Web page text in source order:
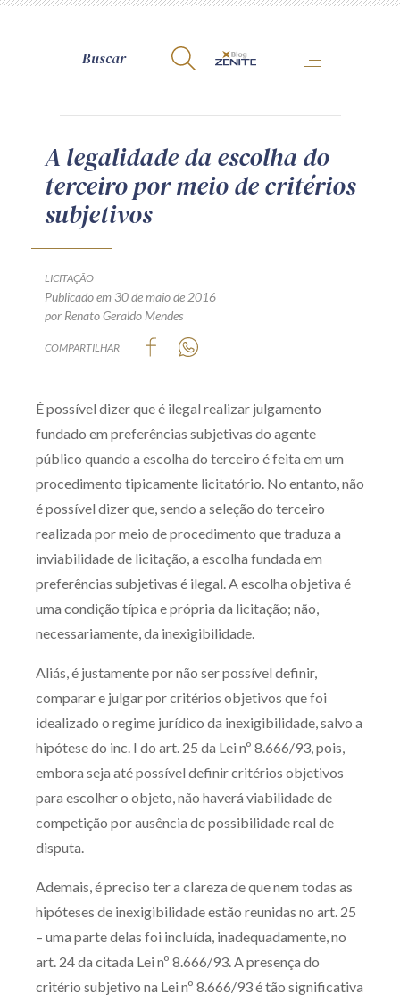
A Zênite
Como publicar conosco
Política de Privacidade
Guia de Direitos dos Titulares de Dados
Encarregado (contato)
Produtos e serviços
Zênite Fácil IA
Zênite Play
Orientação por Escrito
Capacitação
Zênite Online
Eventos presenciais
Zênite in Company
Diferenciais
Receba por RSS
Av. Sete de Setembro, 4698
Batel Curitiba/PR CEP80240-000
Telefone (41) 2109-8666
Whatsapp (41) 98881-6616
A legalidade da escolha do
terceiro por meio de critérios
subjetivos
LICITAÇÃO
Publicado em 30 de maio de 2016
por Renato Geraldo Mendes
COMPARTILHAR
É possível dizer que é ilegal realizar julgamento
fundado em preferências subjetivas do agente
público quando a escolha do terceiro é feita em um
procedimento tipicamente licitatório. No entanto, não
é possível dizer que, sendo a seleção do terceiro
realizada por meio de procedimento que traduza a
inviabilidade de licitação, a escolha fundada em
preferências subjetivas é ilegal. A escolha objetiva é
uma condição típica e própria da licitação; não,
necessariamente, da inexigibilidade.
Aliás, é justamente por não ser possível definir,
comparar e julgar por critérios objetivos que foi
idealizado o regime jurídico da inexigibilidade, salvo a
hipótese do inc. I do art. 25 da Lei nº 8.666/93, pois,
embora seja até possível definir critérios objetivos
para escolher o objeto, não haverá viabilidade de
competição por ausência de possibilidade real de
disputa.
Ademais, é preciso ter a clareza de que nem todas as
hipóteses de inexigibilidade estão reunidas no art. 25
– uma parte delas foi incluída, inadequadamente, no
art. 24 da citada Lei nº 8.666/93. A presença do
critério subjetivo na Lei nº 8.666/93 é tão significativa